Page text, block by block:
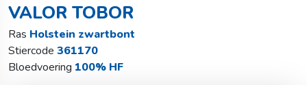
VALOR TOBOR
Ras Holstein zwartbont
Stiercode 361170
Bloedvoering 100% HF